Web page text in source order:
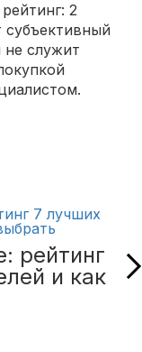
2
не служит
рейтинг
и как